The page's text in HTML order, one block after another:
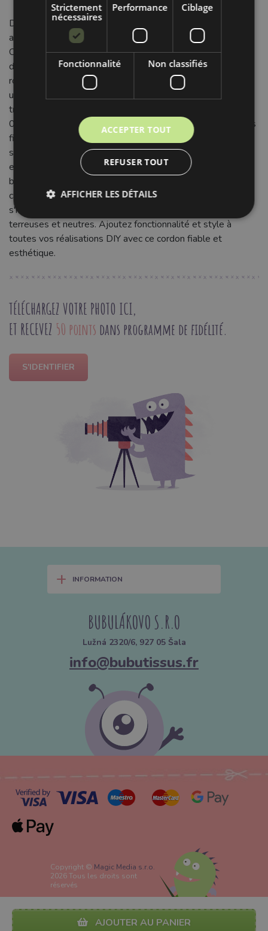
AJOUTER AU PANIER
Découvrez notre cordon coton 8 mm vert camouflage, un
allié polyvalent et durable pour toutes vos créations.
Composé de 80% coton et 20% polyester, il offre la
douceur naturelle et la souplesse du coton, combinées à la
robustesse et la résistance du polyester. Ce mélange
unique garantit un cordon agréable au toucher, facile à
travailler et conçu pour durer dans le temps. Sa largeur de
0,8 cm et sa couleur unie en font un choix versatile pour des
finitions soignées. Idéal pour lacets de capuche, cordons de
serrage pour pantalons, shorts ou sacs. Il est également
excellent pour les anses de tote bags, les ceintures, les
bijoux fantaisie ou les projets de macramé. La teinte vert
camouflage apporte une touche naturelle et moderne,
s'harmonisant parfaitement avec des palettes de couleurs
terreuses et neutres. Ajoutez fonctionnalité et style à
toutes vos réalisations DIY avec ce cordon fiable et
esthétique.
TÉLÉCHARGEZ VOTRE PHOTO ICI,
ET RECEVEZ 50 points dans programme de fidélité.
S'IDENTIFIER
+ INFORMATION
BUBULÁKOVO S.R.O
Lužná 2320/6, 927 05 Šala
info@bubutissus.fr
Copyright © Magic Media s.r.o.
2026 Tous les droits sont
réservés
Strictement
nécessaires
Performance Ciblage
Fonctionnalité Non classifiés
ACCEPTER TOUT
REFUSER TOUT
AFFICHER LES DÉTAILS